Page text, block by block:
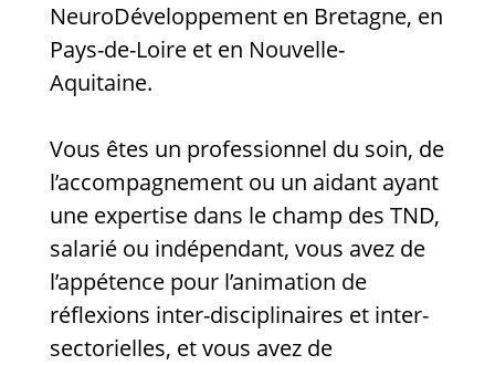
NeuroDéveloppement en Bretagne, en
Pays-de-Loire et en Nouvelle-
Aquitaine.
Vous êtes un professionnel du soin, de
l’accompagnement ou un aidant ayant
une expertise dans le champ des TND,
salarié ou indépendant, vous avez de
l’appétence pour l’animation de
réflexions inter-disciplinaires et inter-
sectorielles, et vous avez de